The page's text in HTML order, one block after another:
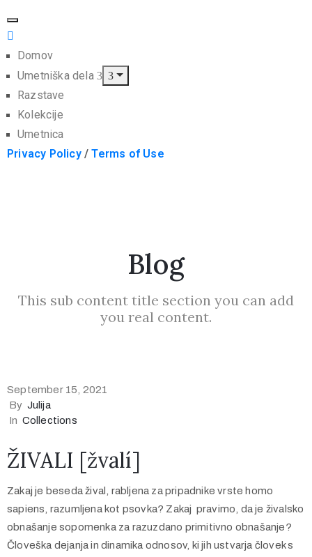
Domov
Umetniška dela
Razstave
Kolekcije
Umetnica
Privacy Policy/Terms of Use
Blog
This sub content title section you can add
you real content.
September 15, 2021
By Julija
In Collections
ŽIVALI [žvalí]
Zakaj je beseda žival, rabljena za pripadnike vrste homo
sapiens, razumljena kot psovka? Zakaj pravimo, da je živalsko
obnašanje sopomenka za razuzdano primitivno obnašanje?
Človeška dejanja in dinamika odnosov, ki jih ustvarja človek s